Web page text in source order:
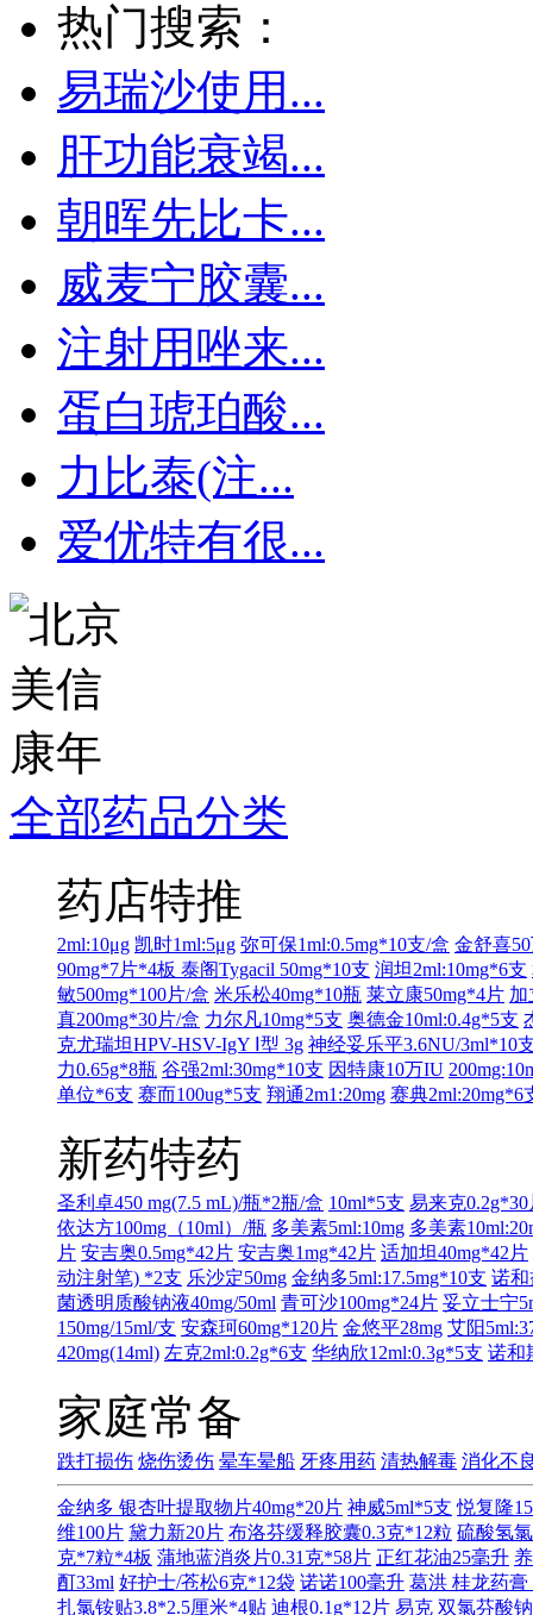
热门搜索：
易瑞沙使用...
肝功能衰竭...
朝晖先比卡...
威麦宁胶囊...
注射用唑来...
蛋白琥珀酸...
力比泰(注...
爱优特有很...
全部药品分类
药店特推
2ml:10μg 凯时1ml:5μg 弥可保1ml:0.5mg*10支/盒 金舒喜
90mg*7片*4板 泰阁Tygacil 50mg*10支 润坦2ml:10mg*6支
敏500mg*100片/盒 米乐松40mg*10瓶 莱立康50mg*4片 加
真200mg*30片/盒 力尔凡10mg*5支 奥德金10ml:0.4g*5支
克尤瑞坦HPV-HSV-IgY Ⅰ型 3g 神经妥乐平3.6NU/3ml*10
力0.65g*8瓶 谷强2ml:30mg*10支 因特康10万IU
单位*6支 赛而100ug*5支 翔通2m1:20mg 赛典2ml:20mg*6
新药特药
圣利卓450 mg(7.5 mL)/瓶*2瓶/盒 10ml*5支 易来克0.2g*30
依达方100mg（10ml）/瓶 多美素5ml:10mg 多美素
片 安吉奥0.5mg*42片 安吉奥1mg*42片 适加坦40mg*42片
动注射笔) *2支 乐沙定50mg 金纳多5ml:17.5mg*10支 诺和
菌透明质酸钠液40mg/50ml 青可沙100mg*24片 妥立士宁
150mg/15ml/支 安森珂60mg*120片 金悠平28mg 艾阳
420mg(14ml) 左克2ml:0.2g*6支 华纳欣12ml:0.3g*5支 诺和
家庭常备
跌打损伤 烧伤烫伤 晕车晕船 牙疼用药 清热解毒 消化不
金纳多 银杏叶提取物片40mg*20片 神威5ml*5支 悦复隆
维100片 黛力新20片 布洛芬缓释胶囊0.3克*12粒 硫酸氢
克*7粒*4板 蒲地蓝消炎片0.31克*58片 正红花油25毫升
酊33ml 好护士/苍松6克*12袋 诺诺100毫升 葛洪 桂龙药膏
扎氯铵贴3.8*2.5厘米*4贴 迪根0.1g*12片 易克 双氯芬酸